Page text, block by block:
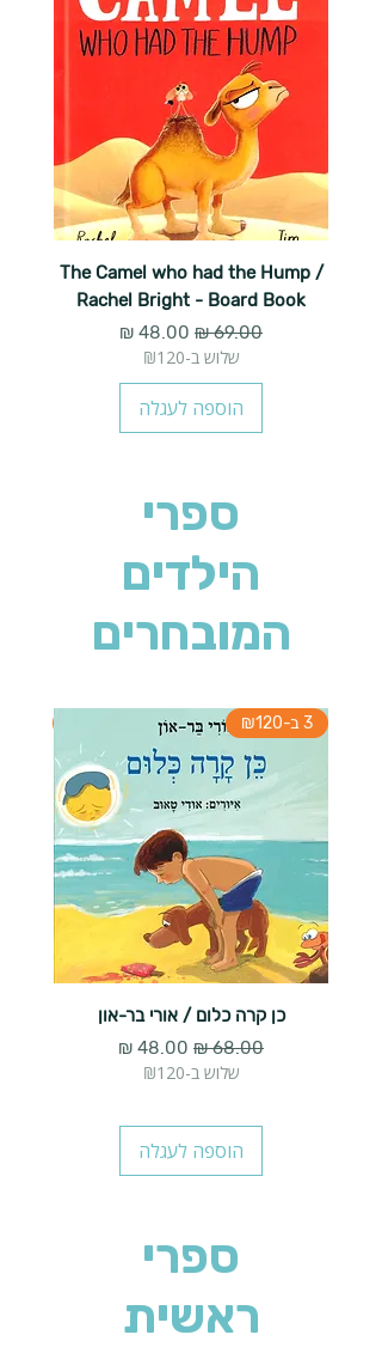
The Camel who had the Hump /
Rachel Bright - Board Book
מחיר רגיל מחיר מבצע
שלוש ב-₪120
הוספה לעגלה
ספרי
הילדים
המובחרים
3 ב-₪120
כן קרה כלום / אורי בר-און
מחיר רגיל מחיר מבצע
שלוש ב-₪120
הוספה לעגלה
ספרי
ראשית